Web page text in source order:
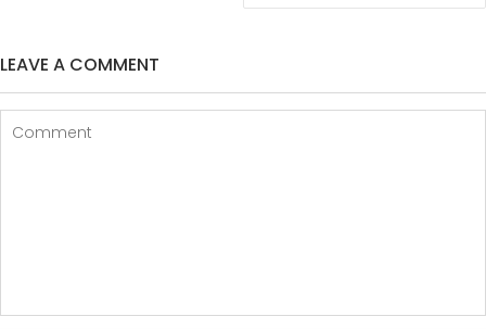
LEAVE A COMMENT